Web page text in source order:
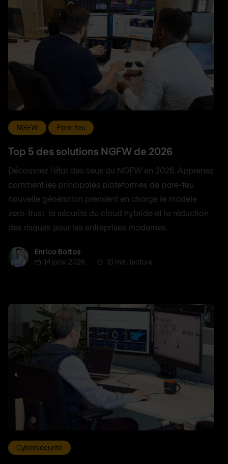
NGFW Pare-feu
Top 5 des solutions NGFW de 2026
Découvrez l'état des lieux du NGFW en 2026. Apprenez
comment les principales plateformes de pare-feu
nouvelle génération prennent en charge le modèle
zero-trust, la sécurité du cloud hybride et la réduction
des risques pour les entreprises modernes.
Enrico BottosEnrico Bottos
14 janv. 2026
10 min. lecture
Cybersécurité